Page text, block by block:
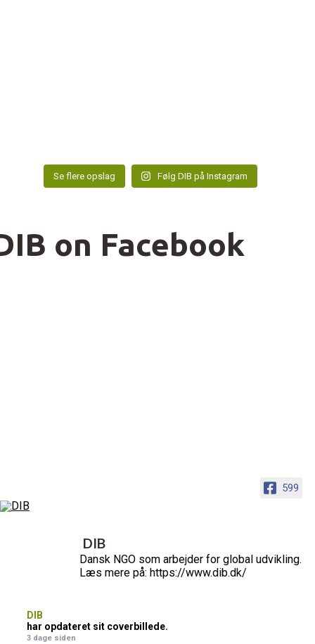
Se flere opslag Følg DIB på Instagram
on Facebook
599
DIB
Dansk NGO som arbejder for global udvikling.
Læs mere på: https://www.dib.dk/
DIB
har opdateret sit coverbillede.
3 dage siden